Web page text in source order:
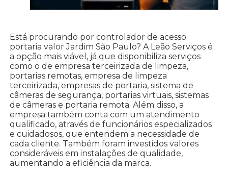
Está procurando por controlador de acesso
portaria valor Jardim São Paulo? A Leão Serviços é
a opção mais viável, já que disponibiliza serviços
como o de empresa terceirizada de limpeza,
portarias remotas, empresa de limpeza
terceirizada, empresas de portaria, sistema de
câmeras de segurança, portarias virtuais, sistemas
de câmeras e portaria remota. Além disso, a
empresa também conta com um atendimento
qualificado, através de funcionários especializados
e cuidadosos, que entendem a necessidade de
cada cliente. Também foram investidos valores
consideráveis em instalações de qualidade,
aumentando a eficiência da marca.